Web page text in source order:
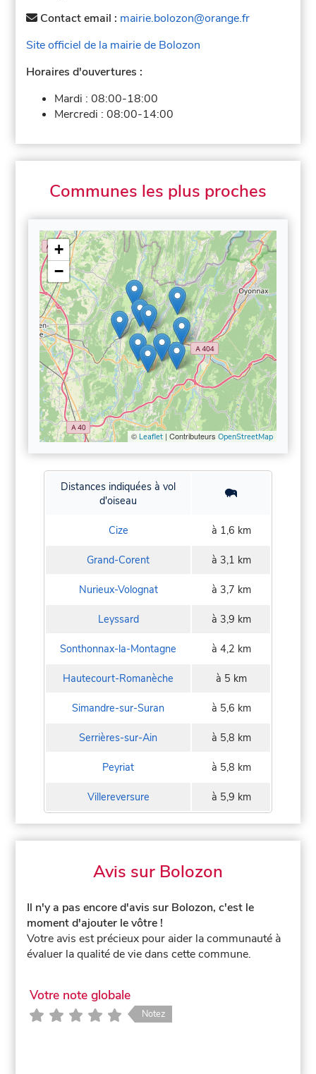
Contact email : mairie.bolozon@orange.fr
Site officiel de la mairie de Bolozon
Horaires d'ouvertures :
Mardi :08:00-18:00
Mercredi :08:00-14:00
Communes les plus proches
+
−
© Leaflet| Contributeurs OpenStreetMap
Distances indiquées à vol
d'oiseau
Cize à 1,6 km
Grand-Corent à 3,1 km
Nurieux-Volognat à 3,7 km
Leyssard à 3,9 km
Sonthonnax-la-Montagne à 4,2 km
Hautecourt-Romanèche à 5 km
Simandre-sur-Suran à 5,6 km
Serrières-sur-Ain à 5,8 km
Peyriat à 5,8 km
Villereversure à 5,9 km
Avis sur Bolozon
Il n'y a pas encore d'avis sur Bolozon, c'est le
moment d'ajouter le vôtre !
Votre avis est précieux pour aider la communauté à
évaluer la qualité de vie dans cette commune.
Votre note globale
Notez